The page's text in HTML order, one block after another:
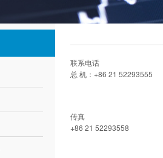
联系电话
总 机：+86 21 52293555
传真
+86 21 52293558